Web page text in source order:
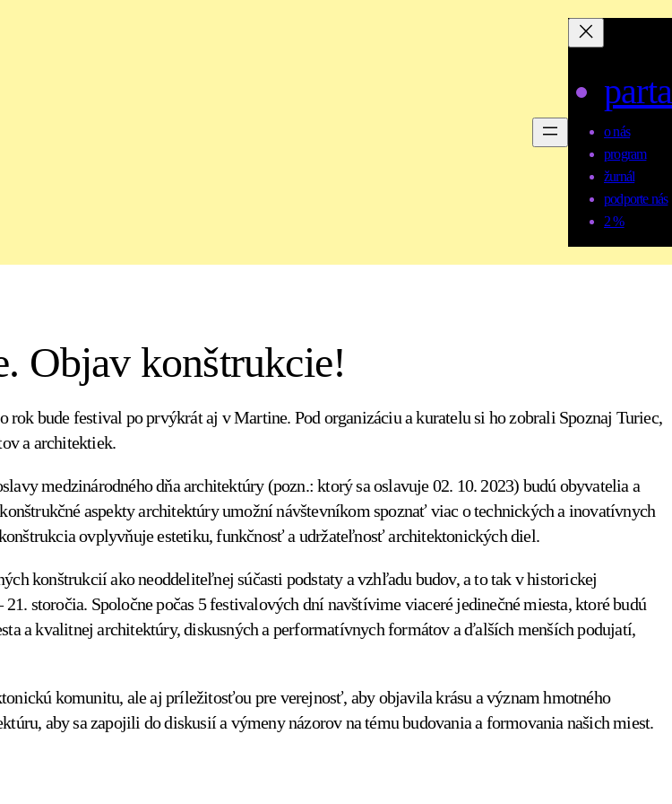
parta
o nás
program
žurnál
podporte nás
2 %
Objav konštrukcie!
bude festival po prvýkrát aj v Martine. Pod organizáciu a kuratelu si ho zobrali Spoznaj Turiec,
a architektiek.
medzinárodného dňa architektúry (pozn.: ktorý sa oslavuje 02. 10. 2023) budú obyvatelia a
aspekty architektúry umožní návštevníkom spoznať viac o technických a inovatívnych
ovplyvňuje estetiku, funkčnosť a udržateľnosť architektonických diel.
konštrukcií ako neoddeliteľnej súčasti podstaty a vzhľadu budov, a to tak v historickej
storočia. Spoločne počas 5 festivalových dní navštívime viaceré jedinečné miesta, ktoré budú
a kvalitnej architektúry, diskusných a performatívnych formátov a ďalších menších podujatí,
komunitu, ale aj príležitosťou pre verejnosť, aby objavila krásu a význam hmotného
aby sa zapojili do diskusií a výmeny názorov na tému budovania a formovania našich miest.